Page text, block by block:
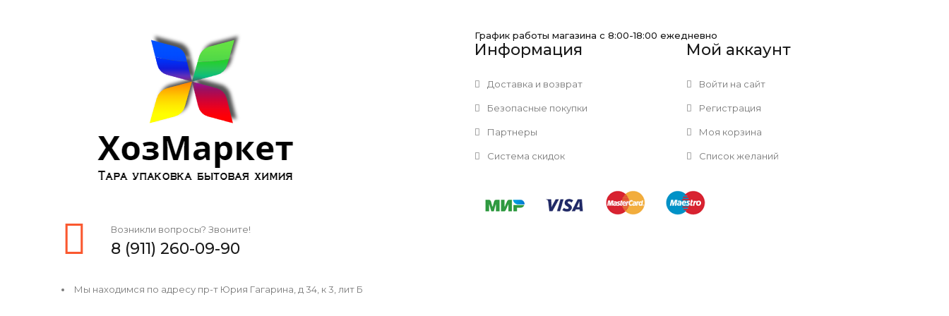
Возникли вопросы? Звоните!
8 (911) 260-09-90
Мы находимся по адресу пр-т Юрия Гагарина, д 34, к 3, лит Б
График работы магазина с 8:00-18:00 ежедневно
Информация
Доставка и возврат
Безопасные покупки
Партнеры
Система скидок
Мой аккаунт
Войти на сайт
Регистрация
Моя корзина
Список желаний